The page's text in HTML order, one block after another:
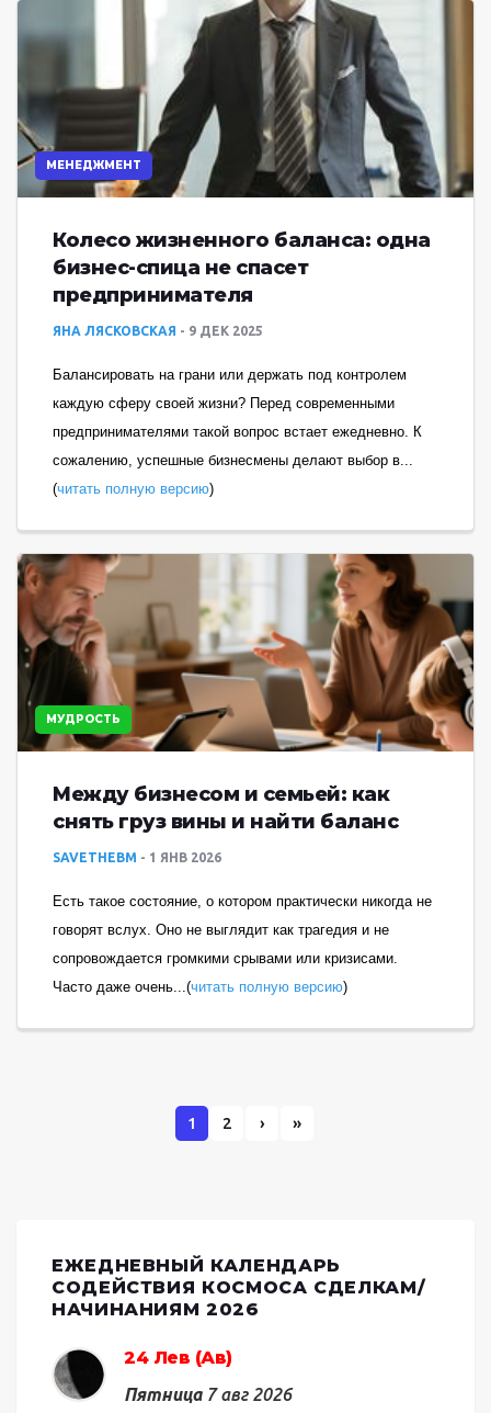
МЕНЕДЖМЕНТ
Колесо жизненного баланса: одна
бизнес-спица не спасет
предпринимателя
ЯНА ЛЯСКОВСКАЯ 9 ДЕК 2025
Балансировать на грани или держать под контролем
каждую сферу своей жизни? Перед современными
предпринимателями такой вопрос встает ежедневно. К
сожалению, успешные бизнесмены делают выбор в...
(читать полную версию)
МУДРОСТЬ
Между бизнесом и семьей: как
снять груз вины и найти баланс
SAVETHEBM 1 ЯНВ 2026
Есть такое состояние, о котором практически никогда не
говорят вслух. Оно не выглядит как трагедия и не
сопровождается громкими срывами или кризисами.
Часто даже очень...(читать полную версию)
1 2 › »
ЕЖЕДНЕВНЫЙ КАЛЕНДАРЬ
СОДЕЙСТВИЯ КОСМОСА СДЕЛКАМ/
НАЧИНАНИЯМ 2026
24 Лев (Ав)
Пятница7 авг 2026